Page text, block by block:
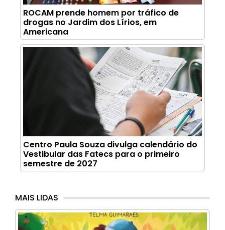
ROCAM prende homem por tráfico de
drogas no Jardim dos Lírios, em
Americana
Centro Paula Souza divulga calendário do
Vestibular das Fatecs para o primeiro
semestre de 2027
MAIS LIDAS